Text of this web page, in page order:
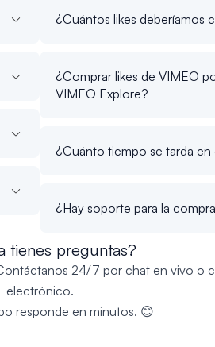
¿Cuántos likes deberíamos
¿Comprar likes de VIMEO
VIMEO Explore?
¿Cuánto tiempo se tarda
¿Hay soporte para la
tienes preguntas?
24/7 por chat en vivo o
electrónico.
responde en minutos. 😊